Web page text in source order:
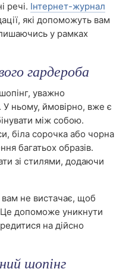
речі. Інтернет-журнал
які допоможуть вам
у рамках
гардероба
уважно
У ньому, ймовірно, вже є
між собою.
біла сорочка або чорна
багатьох образів.
зі стилями, додаючи
вам не вистачає, щоб
Це допоможе уникнути
на дійсно
шопінг